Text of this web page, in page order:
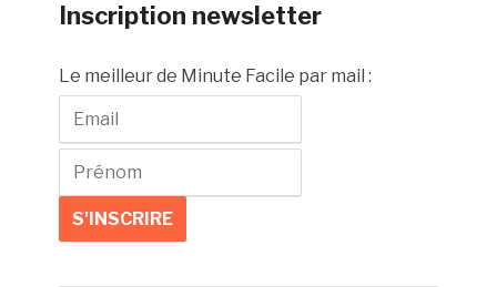
Inscription newsletter
Le meilleur de Minute Facile par mail :